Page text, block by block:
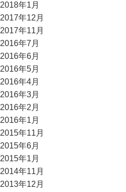
2018年1月
2017年12月
2017年11月
2016年7月
2016年6月
2016年5月
2016年4月
2016年3月
2016年2月
2016年1月
2015年11月
2015年6月
2015年1月
2014年11月
2013年12月